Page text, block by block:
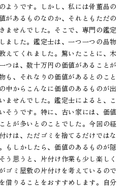
ようです。しかし、私には骨董品の
があるものなのか、それともただの
ませんでした。そこで、専門の鑑定
ました。鑑定士は、一つ一つの品物
えてくれました。驚いたことに、木
つは、数十万円の価値があることが
も、それなりの価値があるとのこと
中からこんなに価値のあるものが出
ませんでした。鑑定士によると、こ
そうです。特に、古い家には、価値
とが多いとのことでした。今回の経
けは、ただゴミを捨てるだけではな
もしかしたら、価値のあるものが隠
う思うと、片付け作業も少し楽しく
ゴミ屋敷の片付けを考えているので
借りることをおすすめします。自分